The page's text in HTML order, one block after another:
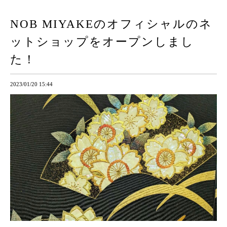
NOB MIYAKEのオフィシャルのネ
ットショップをオープンしまし
た！
2023/01/20 15:44